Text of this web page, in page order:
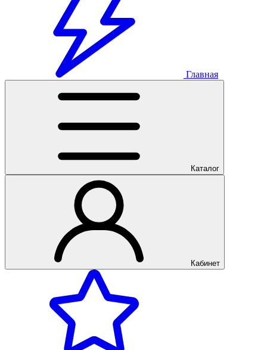
Главная
Каталог
Кабинет